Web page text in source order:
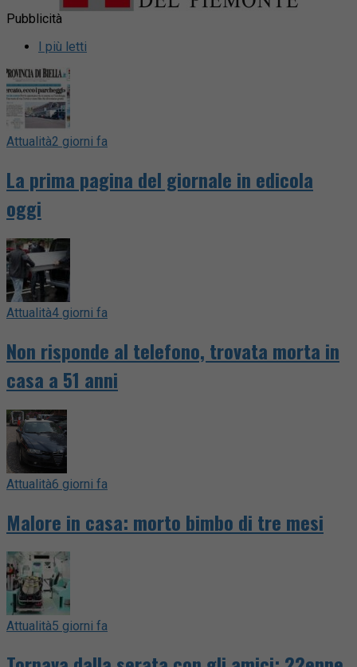
Pubblicità
I più letti
Attualità2 giorni fa
La prima pagina del giornale in edicola
oggi
Attualità4 giorni fa
Non risponde al telefono, trovata morta in
casa a 51 anni
Attualità6 giorni fa
Malore in casa: morto bimbo di tre mesi
Attualità5 giorni fa